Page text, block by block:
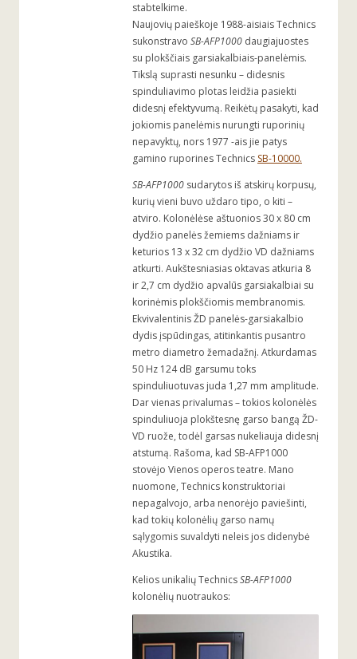
stabtelkime.
Naujovių paieškoje 1988-aisiais Technics
sukonstravo SB-AFP1000 daugiajuostes
su plokščiais garsiakalbiais-panelėmis.
Tikslą suprasti nesunku – didesnis
spinduliavimo plotas leidžia pasiekti
didesnį efektyvumą. Reikėtų pasakyti, kad
jokiomis panelėmis nurungti ruporinių
nepavyktų, nors 1977 -ais jie patys
gamino ruporines Technics SB-10000.
SB-AFP1000 sudarytos iš atskirų korpusų,
kurių vieni buvo uždaro tipo, o kiti –
atviro. Kolonėlėse aštuonios 30 x 80 cm
dydžio panelės žemiems dažniams ir
keturios 13 x 32 cm dydžio VD dažniams
atkurti. Aukštesniasias oktavas atkuria 8
ir 2,7 cm dydžio apvalūs garsiakalbiai su
korinėmis plokščiomis membranomis.
Ekvivalentinis ŽD panelės-garsiakalbio
dydis įspūdingas, atitinkantis pusantro
metro diametro žemadažnį. Atkurdamas
50 Hz 124 dB garsumu toks
spinduliuotuvas juda 1,27 mm amplitude.
Dar vienas privalumas – tokios kolonėlės
spinduliuoja plokštesnę garso bangą ŽD-
VD ruože, todėl garsas nukeliauja didesnį
atstumą. Rašoma, kad SB-AFP1000
stovėjo Vienos operos teatre. Mano
nuomone, Technics konstruktoriai
nepagalvojo, arba nenorėjo paviešinti,
kad tokių kolonėlių garso namų
sąlygomis suvaldyti neleis jos didenybė
Akustika.
Kelios unikalių TechnicsSB-AFP1000
kolonėlių nuotraukos: